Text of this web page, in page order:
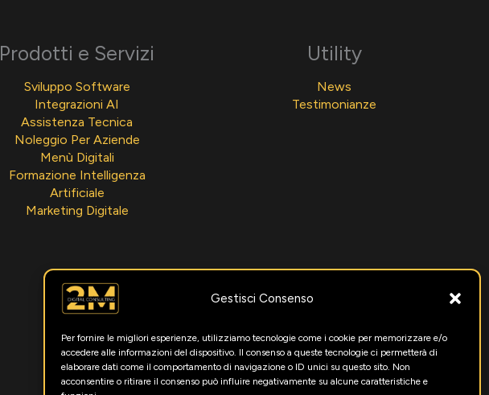
Gestisci Consenso
Per fornire le migliori esperienze, utilizziamo tecnologie come i cookie per memorizzare e/o
accedere alle informazioni del dispositivo. Il consenso a queste tecnologie ci permetterà di
elaborare dati come il comportamento di navigazione o ID unici su questo sito. Non
acconsentire o ritirare il consenso può influire negativamente su alcune caratteristiche e
Prodotti e Servizi
Sviluppo Software
Integrazioni AI
Assistenza Tecnica
Noleggio Per Aziende
Menù Digitali
Formazione Intelligenza
Artificiale
Marketing Digitale
Utility
News
Testimonianze